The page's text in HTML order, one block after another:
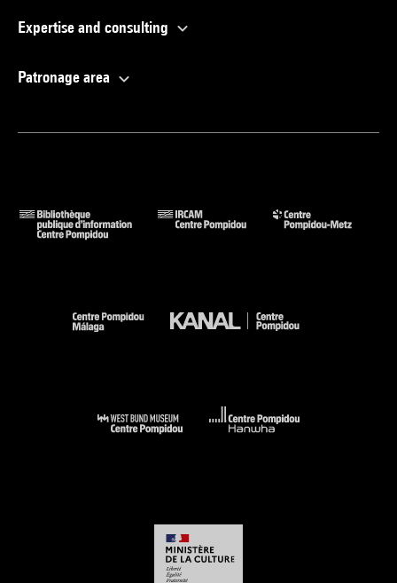
Expertise and consulting
Patronage area